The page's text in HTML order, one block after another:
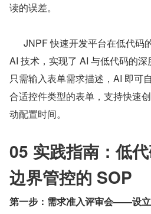
读的误差。
AI 技术，实现了 AI 与低代码的
只需输入表单需求描述，AI 即可
合适控件类型的表单，支持快速
动配置时间。
05 实践指南：低
边界管控的 SOP
第一步：需求准入评审会——设